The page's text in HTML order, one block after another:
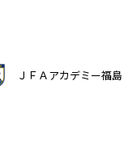
ＪＦＡアカデミー福島